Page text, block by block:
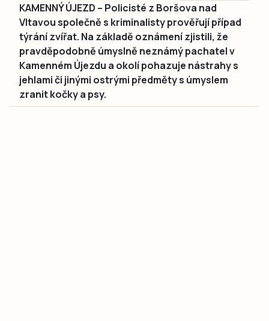
KAMENNÝ ÚJEZD – Policisté z Boršova nad
Vltavou společně s kriminalisty prověřují případ
týrání zvířat. Na základě oznámení zjistili, že
pravděpodobně úmyslně neznámý pachatel v
Kamenném Újezdu a okolí pohazuje nástrahy s
jehlami či jinými ostrými předměty s úmyslem
zranit kočky a psy.